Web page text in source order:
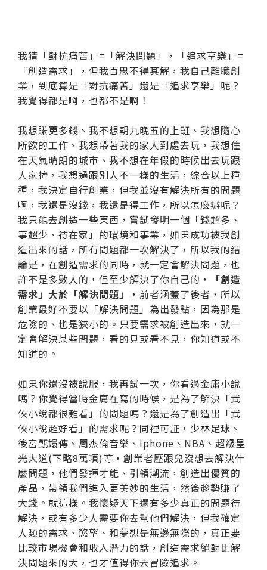
我猜「對抗痛苦」=「解決問題」，「追求享樂」=
「創造需求」，但我百思不得其解，我自己離職創
業，到底算是「對抗痛苦」還是「追求享樂」呢？
我覺得都是啊，也都不是啊！
我想賺更多錢、我不想朝九晚五的上班、我想隨心
所欲的工作、我想帶著我的家人到處去玩，我想住
在天氣晴朗的城市、我不想在年假的時候出去玩跟
人家擠，我想過跟別人不一樣的生活，綜合以上種
種，我決定自行創業，但我並沒有解決所有的問題
啊，我還是沒錢，我還是得工作，所以怎麼辦呢？
我只能去創造一些東西，嘗試發明一個「錢超多、
事超少、待在家」的環境和事業，如果成功被我創
造出來的話，所有問題都一次解決了，所以我的結
論是，在創造需求的同時，就一定會解決問題，也
許不是多數人的，但至少解決了你自己的，
「創造
需求」大於「解決問題」
，前者涵蓋了後者，所以
創業最好不要以「解決問題」為出發點，因為那是
危險的、也是狹小的。只要需求被創造出來，就一
定會解決某些問題，看的見或看不見，你知道或不
知道的。
如果你還沒被說服，我再試一次，你看過金庸小說
嗎？你覺得當時金庸在寫的時候，是為了解決「武
俠小說都很難看」的問題嗎？還是為了創造出「武
俠小說超好看」的需求呢？同裡可証，少林足球、
後宮甄嬛傳、周杰倫音樂、iphone、NBA、超級星
光大道(下略8萬項)等，創業者壓跟兒沒想去解決什
麼問題，他們發揮才能、引領潮流，創造出優質的
產品，帶領我們進入更美妙的生活，然後趁勢賺了
大錢。就這樣。我懷疑天下還有多少真正的問題待
解決，或有多少人需要你去幫他們解決，但我確定
人類的需求、慾望、和夢想是無邊無際的，真正要
比較市場機會和收入潛力的話，創造需求絕對比解
決問題來的大，也才值得你去冒險追求。